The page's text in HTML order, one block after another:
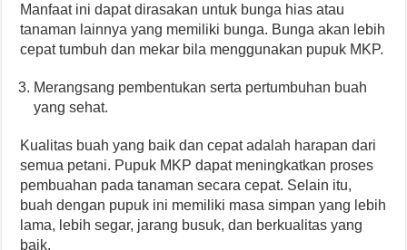
Manfaat ini dapat dirasakan untuk bunga hias atau
tanaman lainnya yang memiliki bunga. Bunga akan lebih
cepat tumbuh dan mekar bila menggunakan pupuk MKP.
Merangsang pembentukan serta pertumbuhan buah
yang sehat.
Kualitas buah yang baik dan cepat adalah harapan dari
semua petani. Pupuk MKP dapat meningkatkan proses
pembuahan pada tanaman secara cepat. Selain itu,
buah dengan pupuk ini memiliki masa simpan yang lebih
lama, lebih segar, jarang busuk, dan berkualitas yang
baik.